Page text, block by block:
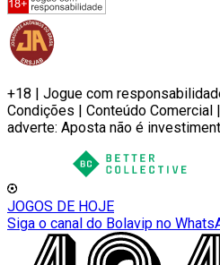
+18 | Jogue com
Condições | Conteúdo
adverte: Aposta não é
JOGOS DE HOJE
Siga o canal do Bolavip no